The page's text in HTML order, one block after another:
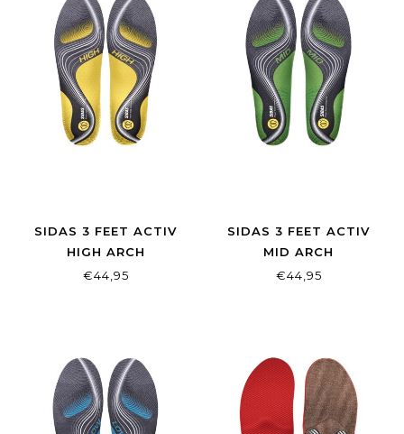
SIDAS 3 FEET ACTIV
HIGH ARCH
€44,95
SIDAS 3 FEET ACTIV
MID ARCH
€44,95